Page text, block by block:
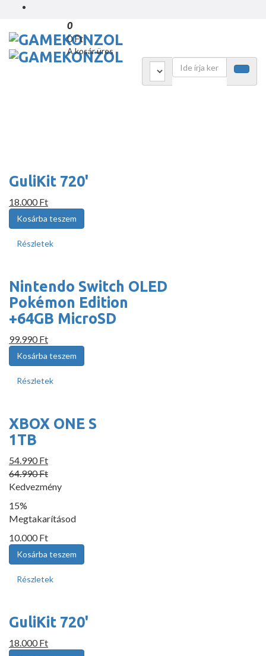
0
0 Ft
A kosár üres
GuliKit 720'
18.000 Ft
Részletek
Nintendo Switch OLED
Pokémon Edition
+64GB MicroSD
99.990 Ft
Részletek
XBOX ONE S
1TB
54.990 Ft
64.990 Ft
Kedvezmény
15%
Megtakarításod
10.000 Ft
Részletek
GuliKit 720'
18.000 Ft